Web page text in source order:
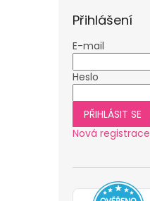
Přihlášení
E-mail
Heslo
PŘIHLÁSIT SE
Nová registrace